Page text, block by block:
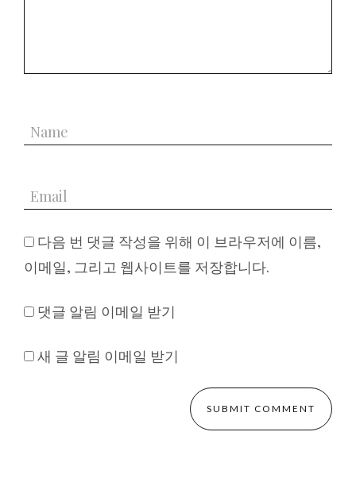
다음 번 댓글 작성을 위해 이 브라우저에 이름,
이메일, 그리고 웹사이트를 저장합니다.
댓글 알림 이메일 받기
새 글 알림 이메일 받기